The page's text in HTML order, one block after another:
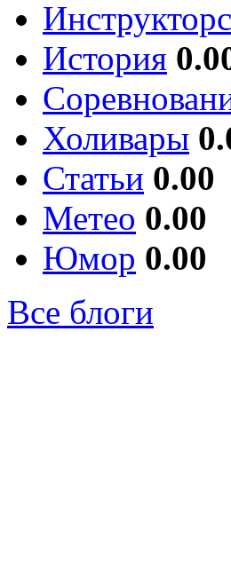
История
Холивары
Статьи 0.00
Метео 0.00
Юмор 0.00
Все блоги